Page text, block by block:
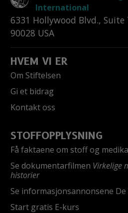
International
6331 Hollywood Blvd., Suite
90028 USA
HVEM VI ER
Om Stiftelsen
Gi et bidrag
Kontakt oss
STOFFOPPLYSNING
Få faktaene om stoff og
Se dokumentarfilmen Virkelige
historier
Se informasjonsannonsene De
Start gratis E-kurs